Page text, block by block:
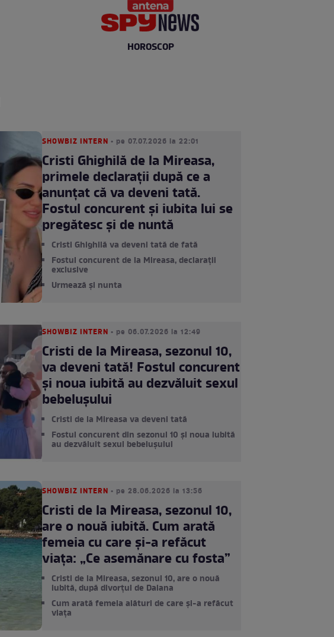
HOROSCOP
SHOWBIZ INTERN • pe 07.07.2026 la 22:01
Cristi Ghighilă de la Mireasa,
primele declarații după ce a
anunțat că va deveni tată.
Fostul concurent și iubita lui se
pregătesc și de nuntă
Cristi Ghighilă va deveni tată de fată
Fostul concurent de la Mireasa, declarații
exclusive
Urmează și nunta
SHOWBIZ INTERN • pe 06.07.2026 la 12:49
Cristi de la Mireasa, sezonul 10,
va deveni tată! Fostul concurent
și noua iubită au dezvăluit sexul
bebelușului
Cristi de la Mireasa va deveni tată
Fostul concurent din sezonul 10 și noua iubită
au dezvăluit sexul bebelușului
SHOWBIZ INTERN • pe 28.06.2026 la 13:56
Cristi de la Mireasa, sezonul 10,
are o nouă iubită. Cum arată
femeia cu care și-a refăcut
viața: „Ce asemănare cu fosta”
Cristi de la Mireasa, sezonul 10, are o nouă
iubită, după divorțul de Daiana
Cum arată femeia alături de care și-a refăcut
viața